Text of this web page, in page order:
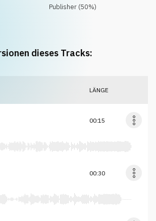
Publisher (50%)
dieses Tracks:
LÄNGE
00:15
00:30